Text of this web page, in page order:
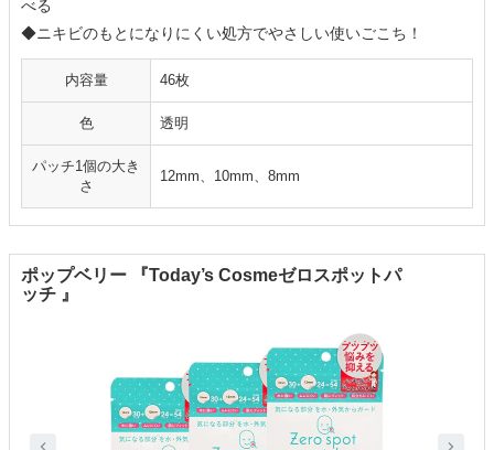
べる
◆ニキビのもとになりにくい処方でやさしい使いごこち！
内容量 46枚
色 透明
パッチ1個の大き
さ
12mm、10mm、8mm
ポップベリー 『Today’s Cosmeゼロスポットパ
ッチ 』